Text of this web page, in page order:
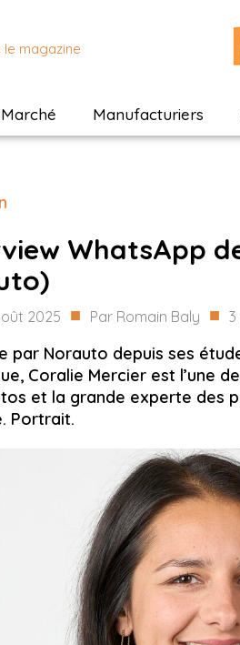
le magazine
Marché Manufacturiers
WhatsApp
2025 ■ Par Romain Baly ■ 3
par Norauto depuis ses
Coralie Mercier est l’une
et la grande experte des
Portrait.